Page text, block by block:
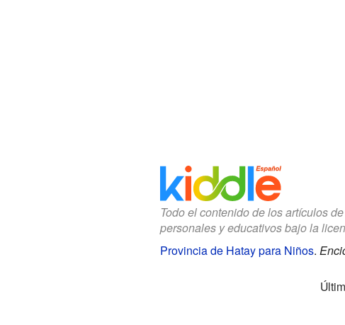
Todo el contenido de los artículos
personales y educativos bajo la
Provincia de Hatay para Niños.